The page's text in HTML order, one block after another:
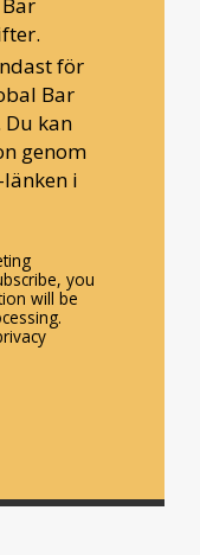
för
Bar
Du kan
genom
i
you
will be